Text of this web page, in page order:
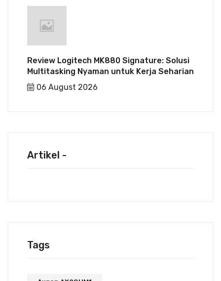
Review Logitech MK880 Signature: Solusi
Multitasking Nyaman untuk Kerja Seharian
06 August 2026
Artikel -
Tags